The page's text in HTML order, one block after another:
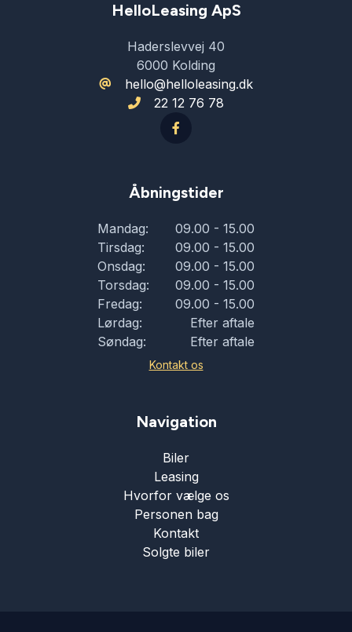
Kamera 360 grader
Parkeringssensor bagved
Ratgearskifte
Vejbaneassistent
HelloLeasing ApS
Haderslevvej 40
6000 Kolding
hello@helloleasing.dk
22 12 76 78
Åbningstider
Mandag:
09.00 - 15.00
Tirsdag:
09.00 - 15.00
Onsdag:
09.00 - 15.00
Torsdag:
09.00 - 15.00
Fredag:
09.00 - 15.00
Lørdag:
Efter aftale
Søndag:
Efter aftale
Kontakt os
Navigation
Biler
Leasing
Hvorfor vælge os
Personen bag
Kontakt
Solgte biler